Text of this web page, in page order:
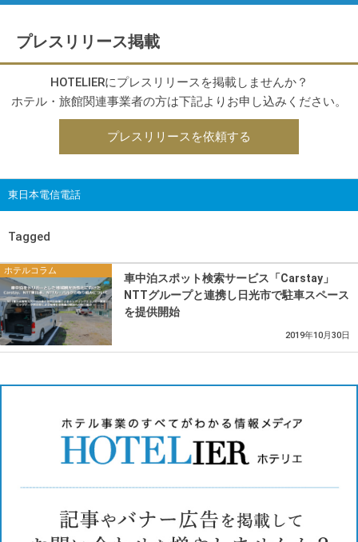
プレスリリース掲載
HOTELIERにプレスリリースを掲載しませんか？
ホテル・旅館関連事業者の方は下記よりお申し込みください。
プレスリリースを依頼する
東日本電信電話
Tagged
ホテルコラム
車中泊スポット検索サービス「Carstay」
NTTグループと連携し日光市で駐車スペース
を提供開始
2019年10月30日